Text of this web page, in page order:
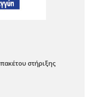
στήριξης